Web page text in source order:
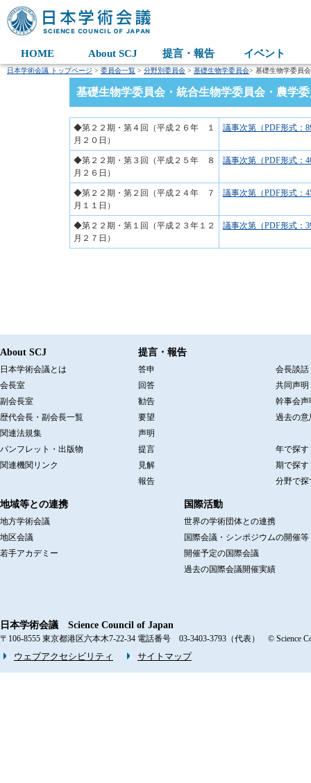
HOME About SCJ 提言・報告 イベント
日本学術会議 トップページ > 委員会一覧 > 分野別委員会 > 基礎生物学委員会> 基礎生物学委員
基礎生物学委員会・統合生物学委員会・農学
◆第２２期・第４回（平成２６年 １
月２０日）
議事次第（PDF形式：
◆第２２期・第３回（平成２５年 ８
月２６日）
議事次第（PDF形式：
◆第２２期・第２回（平成２４年 ７
月１１日）
議事次第（PDF形式：
◆第２２期・第１回（平成２３年１２
月２７日）
議事次第（PDF形式：
About SCJ
日本学術会議とは
会長室
副会長室
歴代会長・副会長一覧
関連法規集
パンフレット・出版物
関連機関リンク
提言・報告
答申
回答
勧告
要望
声明
提言
見解
報告
会長談話
共同声明
幹事会声
過去の意
年で探す
期で探す
分野で探
地域等との連携
地方学術会議
地区会議
若手アカデミー
国際活動
世界の学術団体との連携
国際会議・シンポジウムの開催等
開催予定の国際会議
過去の国際会議開催実績
日本学術会議 Science Council of Japan
〒106-8555 東京都港区六本木7-22-34 電話番号 03-3403-3793（代表） © Science
ウェブアクセシビリティ サイトマップ